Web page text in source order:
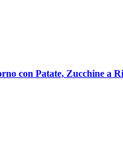
con Patate, Zucchine a